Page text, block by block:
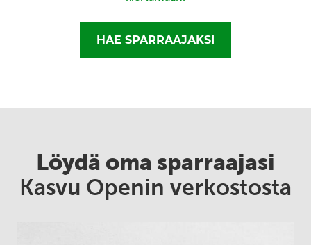
HAE SPARRAAJAKSI
Löydä oma sparraajasi
Kasvu Openin verkostosta